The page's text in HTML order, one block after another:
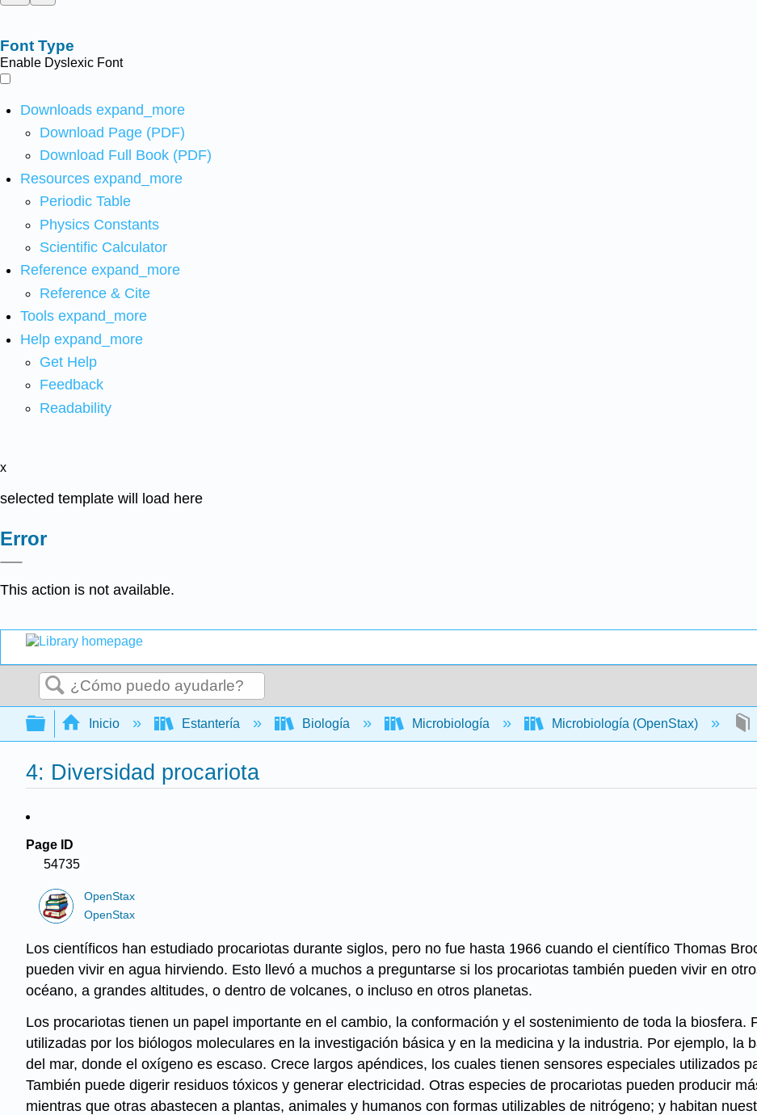
Font Type
Enable Dyslexic Font
Downloads expand_more
Download Page (PDF)
Download Full Book (PDF)
Resources expand_more
Periodic Table
Physics Constants
Scientific Calculator
Reference expand_more
Reference & Cite
Tools expand_more
Help expand_more
Get Help
Feedback
Readability
x
selected template will load here
Error
This action is not available.
Buscar
Expandir/contraer jerarquía global
Inicio Estantería Biología Microbiología Microbiología (OpenStax)
4: Diversidad procariota
Page ID
54735
OpenStax
OpenStax
Los científicos han estudiado procariotas durante siglos, pero no fue hasta 1966 cuando el científico Thomas
pueden vivir en agua hirviendo. Esto llevó a muchos a preguntarse si los procariotas también pueden vivir en
océano, a grandes altitudes, o dentro de volcanes, o incluso en otros planetas.
Los procariotas tienen un papel importante en el cambio, la conformación y el sostenimiento de toda la
utilizadas por los biólogos moleculares en la investigación básica y en la medicina y la industria. Por ejemplo, la
del mar, donde el oxígeno es escaso. Crece largos apéndices, los cuales tienen sensores especiales utilizados
También puede digerir residuos tóxicos y generar electricidad. Otras especies de procariotas pueden producir
mientras que otras abastecen a plantas, animales y humanos con formas utilizables de nitrógeno; y habitan